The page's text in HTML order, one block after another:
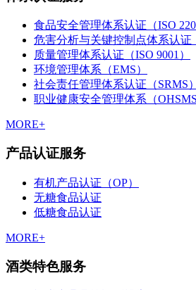
食品安全管理体系认证（ISO
危害分析与关键控制点体系认证
质量管理体系认证（ISO 9001）
环境管理体系（EMS）
社会责任管理体系认证（SRMS）
职业健康安全管理体系（OHSMS
MORE+
产品认证服务
有机产品认证（OP）
无糖食品认证
低糖食品认证
MORE+
酒类特色服务